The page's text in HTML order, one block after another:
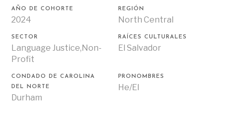
AÑO DE COHORTE
2024
REGIÓN
North Central
SECTOR
Language Justice,Non-
Profit
RAÍCES CULTURALES
El Salvador
CONDADO DE CAROLINA
DEL NORTE
Durham
PRONOMBRES
He/El